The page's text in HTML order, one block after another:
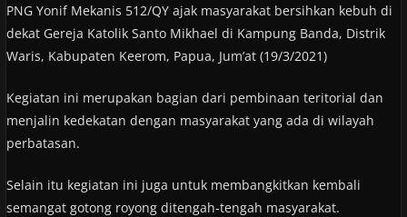
PNG Yonif Mekanis 512/QY ajak masyarakat bersihkan kebuh di
dekat Gereja Katolik Santo Mikhael di Kampung Banda, Distrik
Waris, Kabupaten Keerom, Papua, Jum’at (19/3/2021)
Kegiatan ini merupakan bagian dari pembinaan teritorial dan
menjalin kedekatan dengan masyarakat yang ada di wilayah
perbatasan.
Selain itu kegiatan ini juga untuk membangkitkan kembali
semangat gotong royong ditengah-tengah masyarakat.